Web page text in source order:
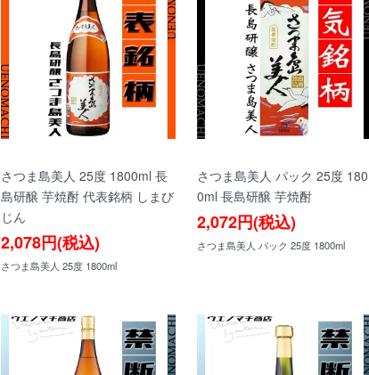
さつま島美人 25度 1800ml 長
島研醸 芋焼酎 代表銘柄 しまび
じん
2,078円(税込)
さつま島美人 25度 1800ml
さつま島美人 パック 25度 180
0ml 長島研醸 芋焼酎
2,072円(税込)
さつま島美人 パック 25度 1800ml